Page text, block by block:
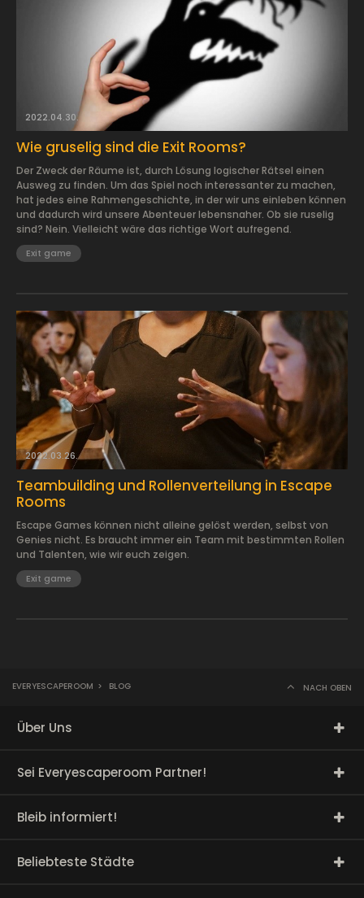
2022.04.30.
Wie gruselig sind die Exit Rooms?
Der Zweck der Räume ist, durch Lösung logischer Rätsel einen
Ausweg zu finden. Um das Spiel noch interessanter zu machen,
hat jedes eine Rahmengeschichte, in der wir uns einleben können
und dadurch wird unsere Abenteuer lebensnaher. Ob sie ruselig
sind? Nein. Vielleicht wäre das richtige Wort aufregend.
Exit game
2022.03.26.
Teambuilding und Rollenverteilung in Escape
Rooms
Escape Games können nicht alleine gelöst werden, selbst von
Genies nicht. Es braucht immer ein Team mit bestimmten Rollen
und Talenten, wie wir euch zeigen.
Exit game
EVERYESCAPEROOM > BLOG NACH OBEN
Über Uns
Sei Everyescaperoom Partner!
Bleib informiert!
Beliebteste Städte